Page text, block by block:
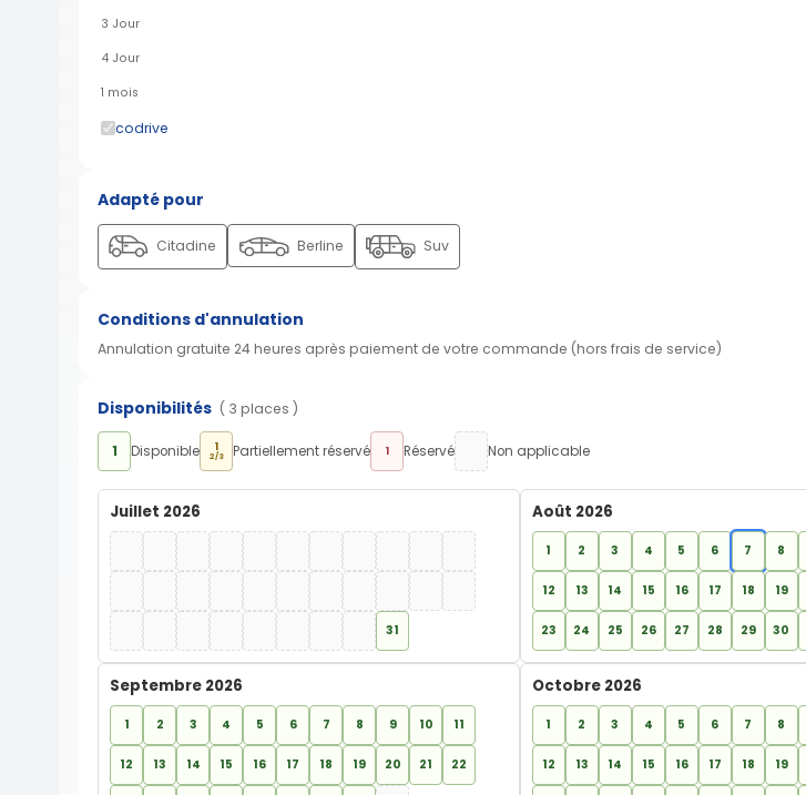
3 Jour
4 Jour
1 mois
codrive
Adapté pour
Citadine Berline Suv
Conditions d'annulation
Annulation gratuite 24 heures après paiement de votre commande (hors frais de service)
Disponibilités ( 3 places )
1 Disponible 1
2/3 Partiellement réservé 1 Réservé Non applicable
Juillet 2026
31
Août 2026
1 2 3 4 5 6 7 8
12 13 14 15 16 17 18 19
23 24 25 26 27 28 29 30
Septembre 2026
1 2 3 4 5 6 7 8 9 10 11
12 13 14 15 16 17 18 19 20 21 22
Octobre 2026
1 2 3 4 5 6 7 8
12 13 14 15 16 17 18 19